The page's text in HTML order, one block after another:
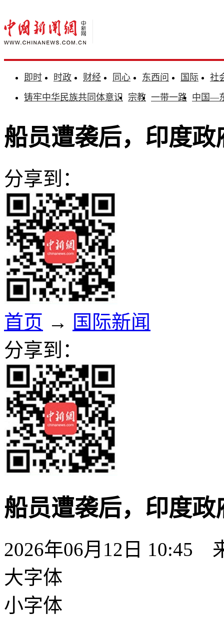
即时 时政 财经 同心 东西问 国际
社
铸牢中华民族共同体意识 宗教 一带一路 中国—
船员遭袭后，印度
分享到：
首页 → 国际新闻
分享到：
船员遭袭后，印度
2026年06月12日 10:45
大字体
小字体